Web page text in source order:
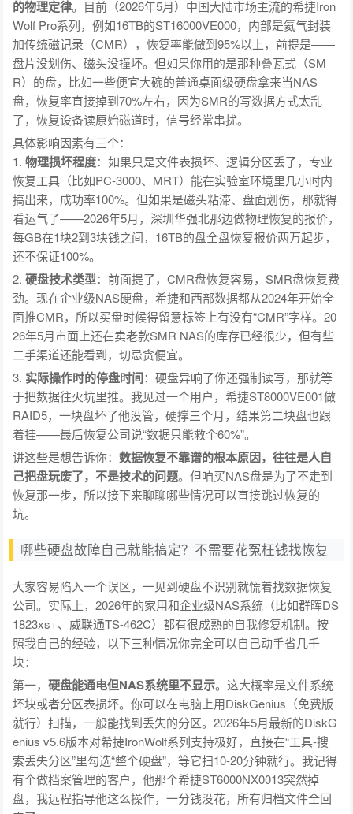
的物理定律。目前（2026年5月）中国大陆市场主流的希捷Iron
Wolf Pro系列，例如16TB的ST16000VE000，内部是氦气封装
加传统磁记录（CMR），恢复率能做到95%以上，前提是——
盘片没划伤、磁头没撞坏。但如果你用的是那种叠瓦式（SM
R）的盘，比如一些便宜大碗的普通桌面级硬盘拿来当NAS
盘，恢复率直接掉到70%左右，因为SMR的写数据方式太乱
了，恢复设备读原始磁道时，信号经常串扰。
具体影响因素有三个：
1.物理损坏程度：如果只是文件表损坏、逻辑分区丢了，专业
恢复工具（比如PC-3000、MRT）能在实验室环境里几小时内
搞出来，成功率100%。但如果是磁头粘滞、盘面划伤，那就得
看运气了——2026年5月，深圳华强北那边做物理恢复的报价，
每GB在1块2到3块钱之间，16TB的盘全盘恢复报价两万起步，
还不保证100%。
2.硬盘技术类型：前面提了，CMR盘恢复容易，SMR盘恢复费
劲。现在企业级NAS硬盘，希捷和西部数据都从2024年开始全
面推CMR，所以买盘时候得留意标签上有没有“CMR”字样。20
26年5月市面上还在卖老款SMR NAS的库存已经很少，但有些
二手渠道还能看到，切忌贪便宜。
3. 实际操作时的停盘时间：硬盘异响了你还强制读写，那就等
于把数据往火坑里推。我见过一个用户，希捷ST8000VE001做
RAID5，一块盘坏了他没管，硬撑三个月，结果第二块盘也跟
着挂——最后恢复公司说“数据只能救个60%”。
讲这些是想告诉你：数据恢复不靠谱的根本原因，往往是人自
己把盘玩废了，不是技术的问题。但咱买NAS盘是为了不走到
恢复那一步，所以接下来聊聊哪些情况可以直接跳过恢复的
坑。
哪些硬盘故障自己就能搞定？不需要花冤枉钱找恢复
大家容易陷入一个误区，一见到硬盘不识别就慌着找数据恢复
公司。实际上，2026年的家用和企业级NAS系统（比如群晖DS
1823xs+、威联通TS-462C）都有很成熟的自我修复机制。按
照我自己的经验，以下三种情况你完全可以自己动手省几千
块：
第一，硬盘能通电但NAS系统里不显示。这大概率是文件系统
坏块或者分区表损坏。你可以在电脑上用DiskGenius（免费版
就行）扫描，一般能找到丢失的分区。2026年5月最新的DiskG
enius v5.6版本对希捷IronWolf系列支持极好，直接在“工具-搜
索丢失分区”里勾选“整个硬盘”，等它扫10-20分钟就行。我记得
有个做档案管理的客户，他那个希捷ST6000NX0013突然掉
盘，我远程指导他这么操作，一分钱没花，所有归档文件全回